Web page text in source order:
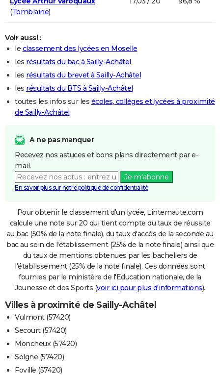
(Tomblaine)
Voir aussi :
le classement des lycées en Moselle
les résultats du bac à Sailly-Achâtel
les résultats du brevet à Sailly-Achâtel
les résultats du BTS à Sailly-Achâtel
toutes les infos sur les écoles, collèges et lycées à proximité
de Sailly-Achâtel
A ne pas manquer
Recevez nos astuces et bons plans directement par e-
mail.
Je m'abonne
En savoir plus sur notre politique de confidentialité
Pour obtenir le classement d'un lycée, Linternaute.com
calcule une note sur 20 qui tient compte du taux de réussite
au bac (50% de la note finale), du taux d'accès de la seconde au
bac au sein de l'établissement (25% de la note finale) ainsi que
du taux de mentions obtenues par les bacheliers de
l'établissement (25% de la note finale). Ces données sont
fournies par le ministère de l'Education nationale, de la
Jeunesse et des Sports (voir ici pour plus d'informations).
Villes à proximité de Sailly-Achâtel
Vulmont (57420)
Secourt (57420)
Moncheux (57420)
Solgne (57420)
Foville (57420)